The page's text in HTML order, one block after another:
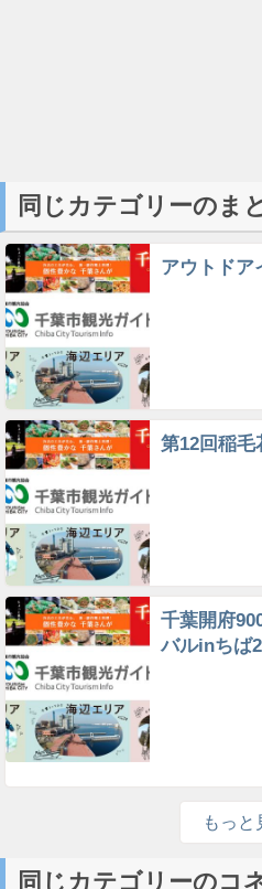
同じカテゴリーのま
アウトドア
第12回稲毛
千葉開府
バルinちば
もっと
同じカテゴリーのコ